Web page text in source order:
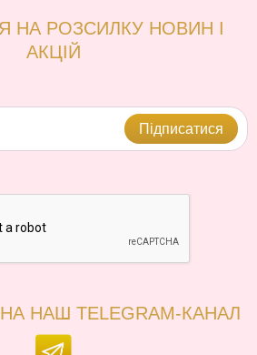
НА РОЗСИЛКУ НОВИН І
АКЦІЙ
Підписатися
НАШ TELEGRAM-КАНАЛ